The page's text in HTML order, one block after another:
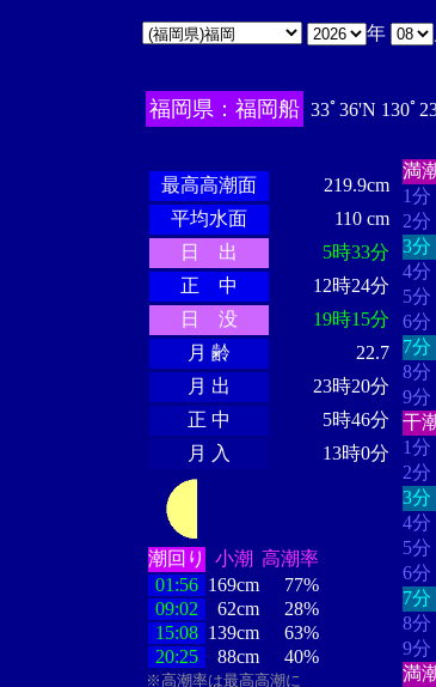
年
福岡県：福岡船 33ﾟ36'N 130ﾟ
最高高潮面
219.9cm
平均水面
110 cm
日 出
5時33分
正 中
12時24分
日 没
19時15分
月 齢
22.7
月 出
23時20分
正 中
5時46分
月 入
13時0分
潮回り 小潮 高潮率
01:56 169cm
77%
09:02
62cm
28%
15:08 139cm
63%
20:25
88cm 40%
※高潮率は最高高潮に
満
1分
2分
3分
4分
5分
6分
7分
8分
9分
干
1分
2分
3分
4分
5分
6分
7分
8分
9分
満